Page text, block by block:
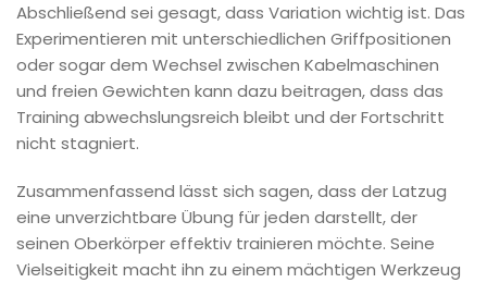
Abschließend sei gesagt, dass Variation wichtig ist. Das
Experimentieren mit unterschiedlichen Griffpositionen
oder sogar dem Wechsel zwischen Kabelmaschinen
und freien Gewichten kann dazu beitragen, dass das
Training abwechslungsreich bleibt und der Fortschritt
nicht stagniert.
Zusammenfassend lässt sich sagen, dass der Latzug
eine unverzichtbare Übung für jeden darstellt, der
seinen Oberkörper effektiv trainieren möchte. Seine
Vielseitigkeit macht ihn zu einem mächtigen Werkzeug